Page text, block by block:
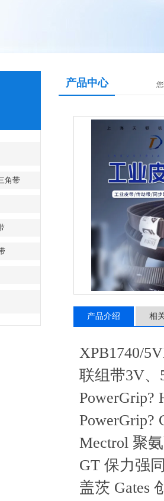
角带
产品中心
产品介绍 相
XPB1740/
联组带3V、
PowerGrip?
PowerGrip?
Mectrol 聚
GT 保力强
盖茨 Gates